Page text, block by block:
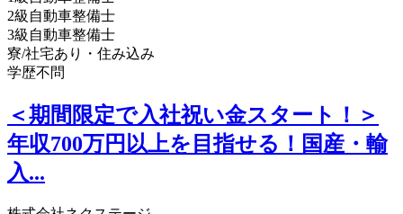
2級自動車整備士
3級自動車整備士
寮/社宅あり・住み込み
学歴不問
＜期間限定で入社祝い金スタート！＞
年収700万円以上を目指せる！国産・輸
入...